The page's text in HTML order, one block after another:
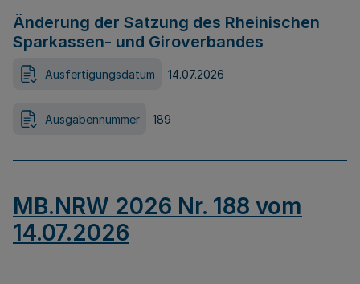
Änderung der Satzung des Rheinischen
Sparkassen- und Giroverbandes
Ausfertigungsdatum 14.07.2026
Ausgabennummer 189
MB.NRW 2026 Nr. 188 vom
14.07.2026